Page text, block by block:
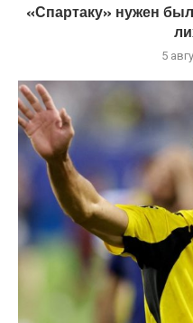
«Спартаку» нужен
5